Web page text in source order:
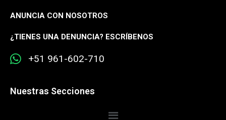
ANUNCIA CON NOSOTROS
¿TIENES UNA DENUNCIA? ESCRÍBENOS
+51 961-602-710
Nuestras Secciones